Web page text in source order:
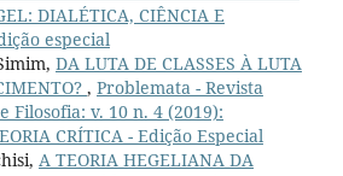
DIALÉTICA, CIÊNCIA E
especial
DA LUTA DE CLASSES À LUTA
, Problemata - Revista
Filosofia: v. 10 n. 4 (2019):
CRÍTICA - Edição Especial
A TEORIA HEGELIANA DA